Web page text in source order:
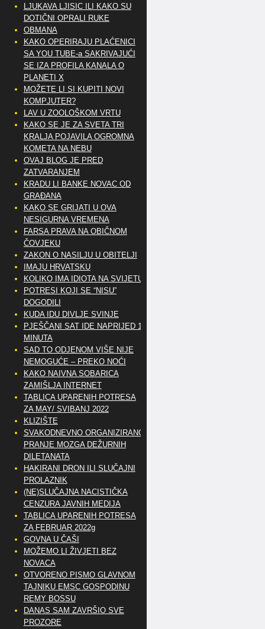
LJUKAVA LJISIC ILI KAKO SU
DOTIČNI OPRALI RUKE
OBMANA
KAKO OPERIRAJU PLAĆENICI
SA YOU TUBE-a SAKRIVAJUĆI
SE IZA PROFILA KANALA O
PLANETI X
MOŽETE LI SI KUPITI NOVI
KOMPJUTER?
LAV U ZOOLOŠKOM VRTU
KAKO SE JE ZA SVETA TRI
KRALJA POJAVILA OGROMNA
KOMETA NA NEBU
OVAJ BLOG JE PRED
ZATVARANJEM
KRADU LI BANKE NOVAC OD
GRAĐANA
KAKO SE GRIJATI U OVA
NESIGURNA VREMENA
FARSA PRAVA NA OBIČNOM
ČOVJEKU
ZAKON O NASILJU U OBITELJI
IMAJU HRVATSKU
KOLIKO IMA IDIOTA NA SVIJETU?
POTRESI KOJI SE “NISU”
DOGODILI
KUDA IDU DIVLJE SVINJE
PJEŠČANI SAT IDE NAPRIJED 10
MINUTA
SAD TO ODJENOM VIŠE NIJE
NEMOGUĆE – PREKO NOĆI
KAKO NAIVNA SOBARICA
ZAMIŠLJA INTERNET
TABLICA UPARENIH POTRESA
ZA MAY/ SVIBANJ 2022
KLIZIŠTE
SVAKODNEVNO ORGANIZIRANO
PRANJE MOZGA DEŽURNIH
DILETANATA
HAKIRANI DRON ILI SLUČAJNI
PROLAZNIK
(NE)SLUČAJNA NACISTIČKA
CENZURA JAVNIH MEDIJA
TABLICA UPARENIH POTRESA
ZA FEBRUAR 2022g
GOVNA U ČAŠI
MOŽEMO LI ŽIVJETI BEZ
NOVACA
OTVORENO PISMO GLAVNOM
TAJNIKU EMSC GOSPODINU
REMY BOSSU
DANAS SAM ZAVRŠIO SVE
PROZORE